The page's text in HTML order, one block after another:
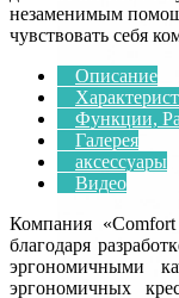
незаменимым
чувствовать себя
Описание
Функции,
Галерея
аксессуары
Видео
Компания
благодаря
эргономичными
эргономичных